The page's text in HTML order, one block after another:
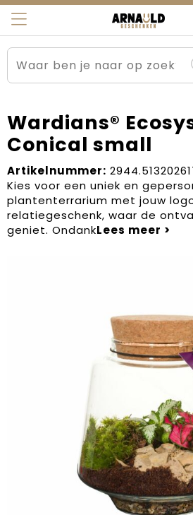
Relatiegeschenken
Sportkleding
Werkkleding
Kleding en textiel
Tassen
Beurs en Evenementen
Brievenbuspakketten
Carnaval
Dag van de Zorg
Kerstartikelen
Voetbal, EK en WK
Voor de bouw
Zomergeschenken
Zomerpakketten
Arnauld Kerstpakketten
MijnEigenKadootje
Ons team
Contact
Blogs
Wardians®
Conical small
Artikelnummer:
Kies voor een uniek en
plantenterrarium met jouw
relatiegeschenk, waar de
geniet. Ondank